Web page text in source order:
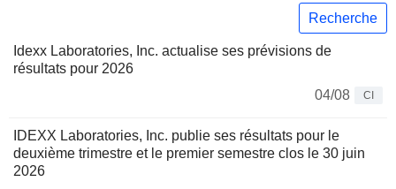
Recherche
Idexx Laboratories, Inc. actualise ses prévisions de
résultats pour 2026
04/08
CI
IDEXX Laboratories, Inc. publie ses résultats pour le
deuxième trimestre et le premier semestre clos le 30 juin
2026